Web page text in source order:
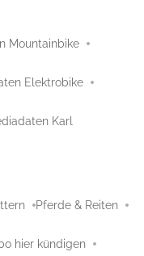
Mountainbike
Elektrobike
Karl
Pferde & Reiten
hier kündigen